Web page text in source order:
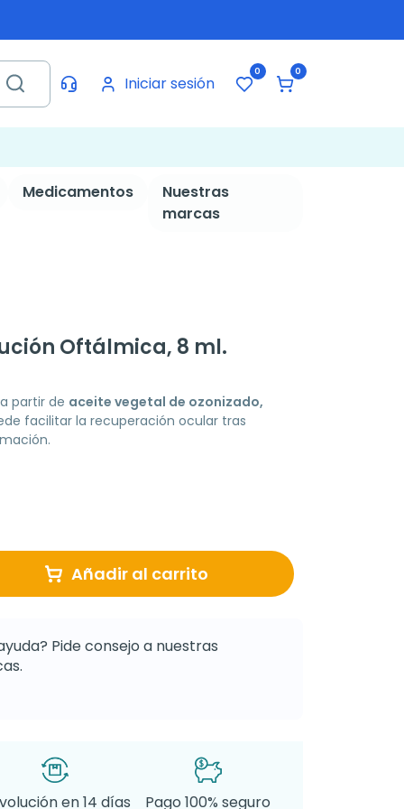
Iniciar sesión
0 0
Medicamentos
Nuestras
marcas
Oftálmica, 8 ml.
partir de aceite vegetal de ozonizado,
facilitar la recuperación ocular tras
Añadir al carrito
Pide consejo a nuestras
en 14 días
Pago 100% seguro